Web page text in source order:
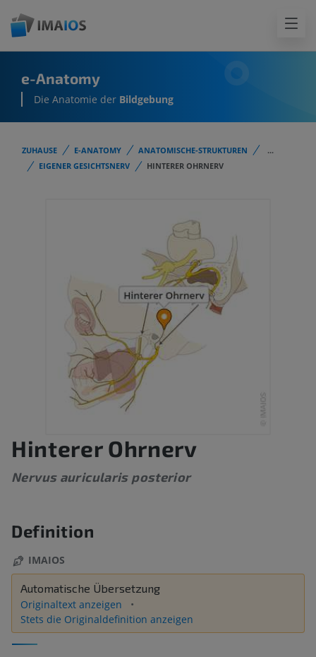
e-Anatomy
Die Anatomie der Bildgebung
ZUHAUSE E-ANATOMY ANATOMISCHE-STRUKTUREN
...
EIGENER GESICHTSNERV
HINTERER OHRNERV
Hinterer Ohrnerv
Nervus auricularis posterior
Definition
IMAIOS
Automatische Übersetzung
Originaltext anzeigen
Stets die Originaldefinition anzeigen